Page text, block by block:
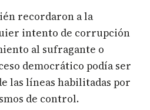
recordaron a la
intento de corrupción
al sufragante o
democrático podía ser
las líneas habilitadas por
de control.